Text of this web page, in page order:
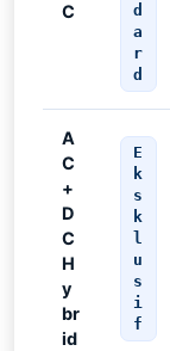
C
d
a
r
d
A
C
+
D
C
H
y
br
id
E
k
s
k
l
u
s
i
f